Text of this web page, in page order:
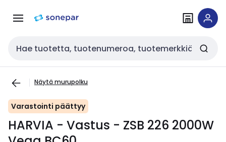
navigointiinsisältöön
Haku
Näytä murupolku
Varastointi päättyy
HARVIA - Vastus - ZSB 226 2000W